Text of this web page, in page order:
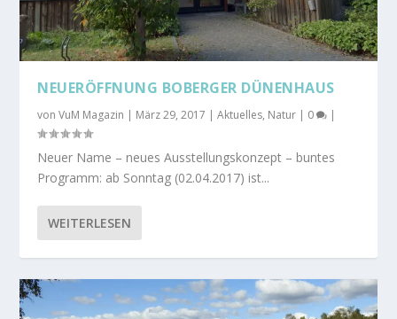
NEUERÖFFNUNG BOBERGER DÜNENHAUS
vonVuM Magazin | März 29, 2017 |Aktuelles, Natur | 0 |
Neuer Name – neues Ausstellungskonzept – buntes
Programm: ab Sonntag (02.04.2017) ist...
WEITERLESEN